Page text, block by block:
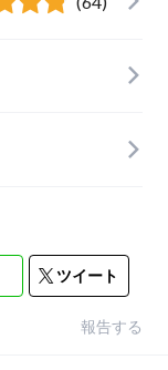
ツイート
報告する